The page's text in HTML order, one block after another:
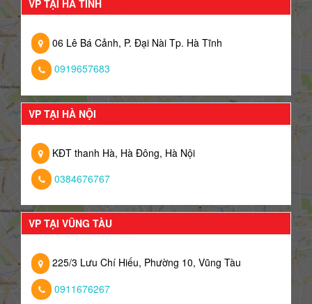
VP TẠI HÀ TĨNH
06 Lê Bá Cảnh, P. Đại Nài Tp. Hà Tĩnh
0919657683
VP TẠI HÀ NỘI
KĐT thanh Hà, Hà Đông, Hà Nội
0384676767
VP TẠI VŨNG TÀU
225/3 Lưu Chí Hiếu, Phường 10, Vũng Tàu
0911676267